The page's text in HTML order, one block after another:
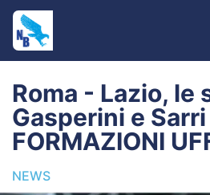
Home
News
Roma - Lazio, le
Gasperini e Sarri
FORMAZIONI
NEWS